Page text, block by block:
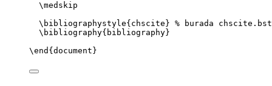
\medskip
\bibliographystyle{chscite} % burada
\bibliography{bibliography}
\end { document }